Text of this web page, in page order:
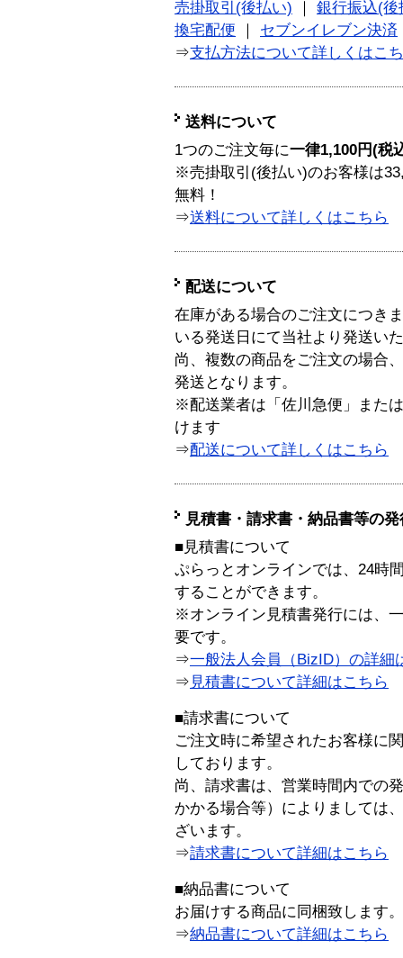
売掛取引(後払い)
銀行振込(後
換宅配便
セブンイレブン決済
⇒支払方法について詳しくはこ
送料について
1つのご注文毎に一律1,100円(税
※売掛取引(後払い)のお客様は
無料！
⇒送料について詳しくはこちら
配送について
在庫がある場合のご注文につき
いる発送日にて当社より発送い
尚、複数の商品をご注文の場合
発送となります。
※配送業者は「佐川急便」また
けます
⇒配送について詳しくはこちら
見積書・請求書・納品書等の
■見積書について
ぷらっとオンラインでは、24時
することができます。
※オンライン見積書発行には、
要です。
⇒一般法人会員（BizID）の詳細
⇒ 見積書について詳細はこちら
■請求書について
ご注文時に希望されたお客様に
しております。
尚、請求書は、営業時間内での
かかる場合等）によりましては
ざいます。
⇒請求書について詳細はこちら
■納品書について
お届けする商品に同梱致します。
⇒納品書について詳細はこちら